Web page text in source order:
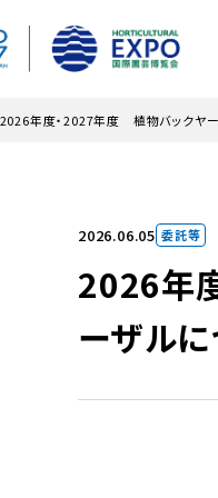
2026年度・2027年度 植物バックヤ
2026.06.05 委託等
2026年
ーザル